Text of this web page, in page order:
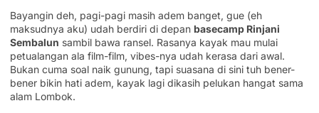
Bayangin deh, pagi-pagi masih adem banget, gue (eh
maksudnya aku) udah berdiri di depan basecamp Rinjani
Sembalun sambil bawa ransel. Rasanya kayak mau mulai
petualangan ala film-film, vibes-nya udah kerasa dari awal.
Bukan cuma soal naik gunung, tapi suasana di sini tuh bener-
bener bikin hati adem, kayak lagi dikasih pelukan hangat sama
alam Lombok.